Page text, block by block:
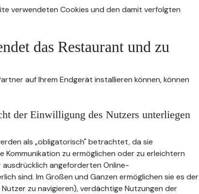
verwendeten Cookies und den damit verfolgten
das Restaurant und zu
auf Ihrem Endgerät installieren können, können
der Einwilligung des Nutzers unterliegen
als „obligatorisch" betrachtet, da sie
Kommunikation zu ermöglichen oder zu erleichtern
angeforderten Online-
sind. Im Großen und Ganzen ermöglichen sie es der
zu navigieren), verdächtige Nutzungen der